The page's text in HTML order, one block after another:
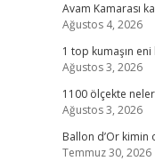
Avam Kamarası
Ağustos 4, 2026
1 top kumaşın eni
Ağustos 3, 2026
1100 ölçekte
Ağustos 3, 2026
Ballon d’Or kimin
Temmuz 30, 2026